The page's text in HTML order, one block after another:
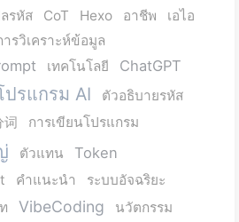
รหัส CoT Hexo อาชีพ
เอไอ
ารวิเคราะห์ข้อมูล
เทคโนโลยี ChatGPT
ปรแกรม AI
ตัวอธิบายรหัส
词 การเขียนโปรแกรม
ตัวแทน Token
คำแนะนำ ระบบอัจฉริยะ
VibeCoding นวัตกรรม